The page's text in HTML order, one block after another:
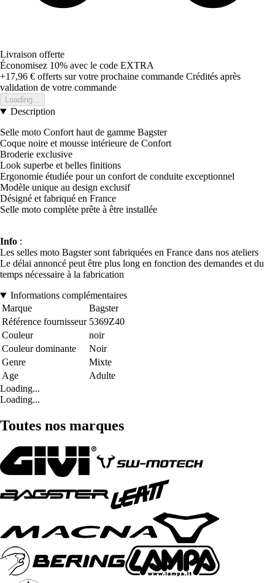
Livraison offerte
Économisez 10% avec le code EXTRA
+17,96 € offerts sur votre prochaine commande Crédités après
validation de votre commande
Loading...
Description
Selle moto Confort haut de gamme Bagster
Coque noire et mousse intérieure de Confort
Broderie exclusive
Look superbe et belles finitions
Ergonomie étudiée pour un confort de conduite exceptionnel
Modèle unique au design exclusif
Désigné et fabriqué en France
Selle moto complète prête à être installée
Info :
Les selles moto Bagster sont fabriquées en France dans nos ateliers
Le délai annoncé peut être plus long en fonction des demandes et du
temps nécessaire à la fabrication
Informations complémentaires
Marque
Bagster
Référence fournisseur 5369Z40
Couleur
noir
Couleur dominante
Noir
Genre
Mixte
Age
Adulte
Loading...
Loading...
Toutes nos marques